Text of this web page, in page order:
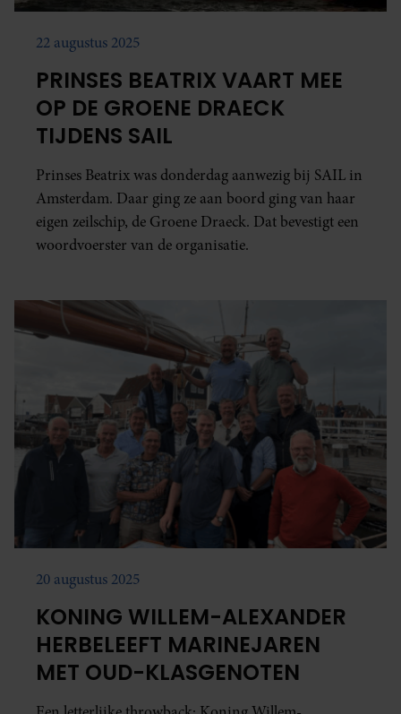
22 augustus 2025
PRINSES BEATRIX VAART MEE
OP DE GROENE DRAECK
TIJDENS SAIL
Prinses Beatrix was donderdag aanwezig bij SAIL in
Amsterdam. Daar ging ze aan boord ging van haar
eigen zeilschip, de Groene Draeck. Dat bevestigt een
woordvoerster van de organisatie.
20 augustus 2025
KONING WILLEM-ALEXANDER
HERBELEEFT MARINEJAREN
MET OUD-KLASGENOTEN